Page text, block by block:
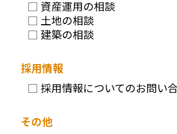
資産運用の相談
土地の相談
建築の相談
採用情報
採用情報についてのお問い
その他